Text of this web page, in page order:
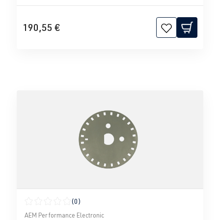
190,55 €
Note moyenne de 0 sur 5 étoiles
(0)
AEM Performance Electronic